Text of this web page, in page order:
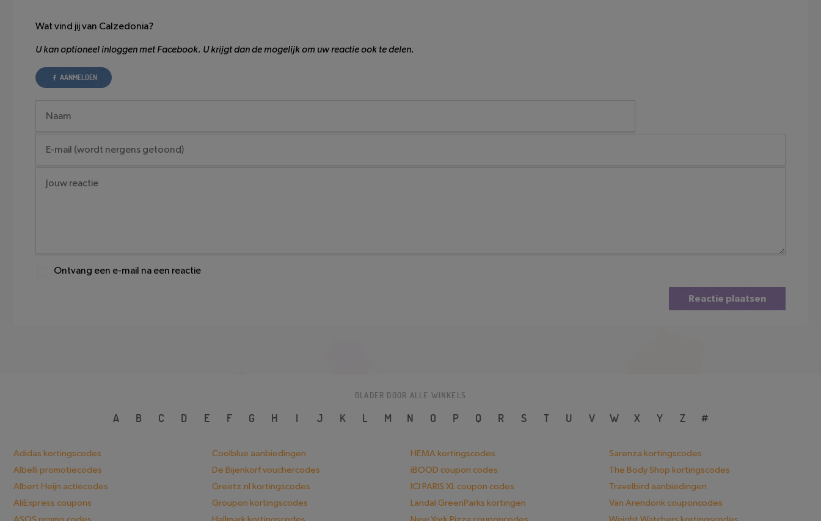
Wat vind jij van Calzedonia?
U kan optioneel inloggen met Facebook. U krijgt dan de mogelijk om uw reactie ook te delen.
AANMELDEN
Ontvang een e-mail na een reactie
Reactie plaatsen
BLADER DOOR ALLE WINKELS
A B C D E F G H I J K L M N O P Q R S T U V W X Y Z #
Adidas kortingscodes
Albelli promotiecodes
Albert Heijn actiecodes
AliExpress coupons
Coolblue aanbiedingen
De Bijenkorf vouchercodes
Greetz.nl kortingscodes
Groupon kortingscodes
HEMA kortingscodes
iBOOD coupon codes
ICI PARIS XL coupon codes
Landal GreenParks kortingen
Sarenza kortingscodes
The Body Shop kortingscodes
Travelbird aanbiedingen
Van Arendonk couponcodes